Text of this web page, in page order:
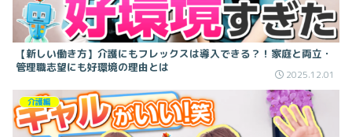
【新しい働き方】介護にもフレックスは導入できる？！家庭と両立・
管理職志望にも好環境の理由とは
2025.12.01
介護編